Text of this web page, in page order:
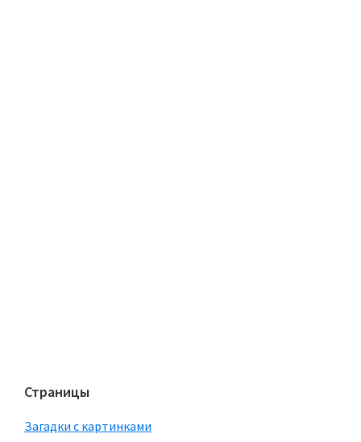
Страницы
Загадки с картинками